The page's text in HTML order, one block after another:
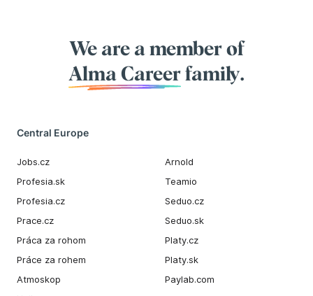
We are a member of
Alma Career family.
Central Europe
Jobs.cz
Profesia.sk
Profesia.cz
Prace.cz
Práca za rohom
Práce za rohem
Atmoskop
Arnold
Teamio
Seduo.cz
Seduo.sk
Platy.cz
Platy.sk
Paylab.com